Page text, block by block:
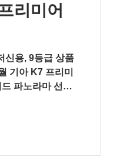
리미어
신용, 9등급 상품
기아 K7 프리미
파노라마 선루